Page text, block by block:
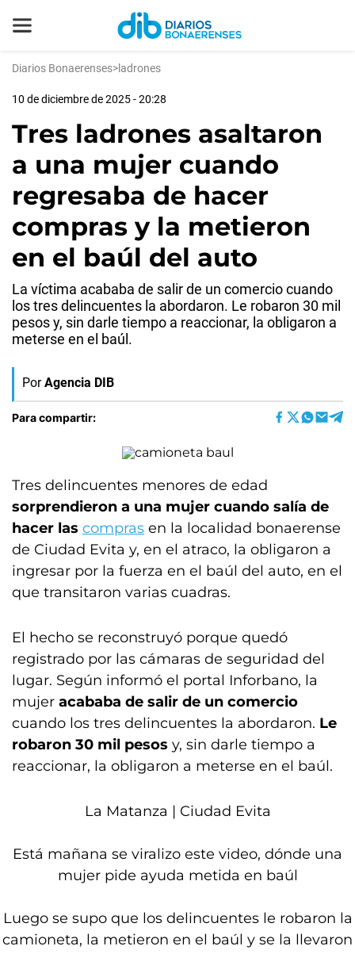
Diarios Bonaerenses>ladrones
10 de diciembre de 2025 - 20:28
Tres ladrones asaltaron
a una mujer cuando
regresaba de hacer
compras y la metieron
en el baúl del auto
La víctima acababa de salir de un comercio cuando
los tres delincuentes la abordaron. Le robaron 30 mil
pesos y, sin darle tiempo a reaccionar, la obligaron a
meterse en el baúl.
Por Agencia DIB
Para compartir:
Tres delincuentes menores de edad
sorprendieron a una mujer cuando salía de
hacer las compras en la localidad bonaerense
de Ciudad Evita y, en el atraco, la obligaron a
ingresar por la fuerza en el baúl del auto, en el
que transitaron varias cuadras.
El hecho se reconstruyó porque quedó
registrado por las cámaras de seguridad del
lugar. Según informó el portal Inforbano, la
mujer acababa de salir de un comercio
cuando los tres delincuentes la abordaron. Le
robaron 30 mil pesos y, sin darle tiempo a
reaccionar, la obligaron a meterse en el baúl.
La Matanza | Ciudad Evita
Está mañana se viralizo este video, dónde una
mujer pide ayuda metida en baúl
Luego se supo que los delincuentes le robaron la
camioneta, la metieron en el baúl y se la llevaron